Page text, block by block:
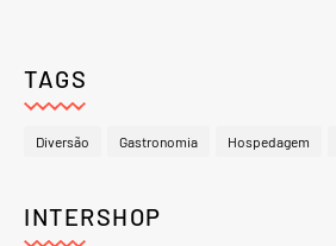
TAGS
Diversão Gastronomia Hospedagem
INTERSHOP